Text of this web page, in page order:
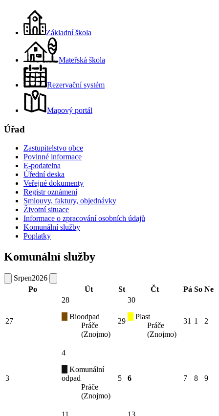
Základní škola
Mateřská škola
Rezervační systém
Mapový portál
Úřad
Zastupitelstvo obce
Povinné informace
E-podatelna
Úřední deska
Veřejné dokumenty
Registr oznámení
Smlouvy, faktury, objednávky
Životní situace
Informace o zpracování osobních údajů
Komunální služby
Poplatky
Komunální služby
Srpen2026
Po
Út St Čt Pá So Ne
27
28
Bioodpad
Práče
(Znojmo)
29
30
Plast
Práče
(Znojmo)
31 1 2
3
4
Komunální
odpad
Práče
(Znojmo)
5 6 7 8 9